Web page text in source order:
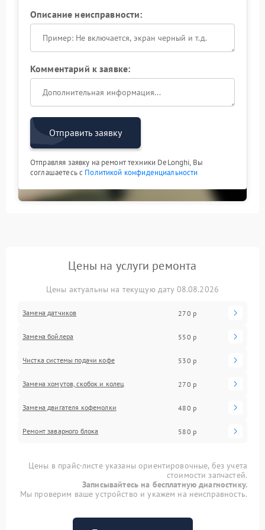
проникать во внутренние отсеки кофемашины,
вызывая окисление контактов и коррозию
металлических частей. Именно поэтому важно
Профессиональный подход к
решению проблемы
Самостоятельные попытки отрегулировать работу
заварочного механизма без специальных знаний
редко приводят к успеху. Неправильная настройка
параметров помола или объема засыпки может
временно замаскировать симптом, но не устранит
механикой. Владельцы техники Delonghi доверяют
нам восстановление работоспособности
разваливающейся таблетки, оптимальным
решением станет обращение в сервис FIX-
диагностику насосной группы, проверят
необходимости выполнят калибровку дозатора.
кофемашина вновь будет формировать плотные
исходным показателям.
Описание неисправности:
Комментарий к заявке:
Отправить заявку
Отправляя заявку на ремонт техники DeLonghi, Вы
соглашаетесь с Политикой конфиденциальности
Цены на услуги ремонта
Цены актуальны на текущую дату 08.08.2026
Замена датчиков 270 р
Замена бойлера 550 р
Чистка системы подачи кофе 530 р
Замена хомутов, скобок и колец 270 р
Замена двигателя кофемолки 480 р
Ремонт заварного блока 580 р
Цены в прайс-листе указаны ориентировочные, без учета
стоимости запчастей.
Записывайтесь на бесплатную диагностику.
Мы проверим ваше устройство и укажем на неисправность.